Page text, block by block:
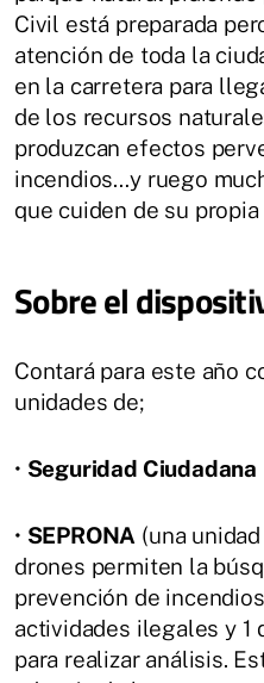
Civil está preparada
atención de toda la
en la carretera para
de los recursos
produzcan efectos
incendios…y ruego
que cuiden de su
Sobre el
Contará para este año
unidades de;
• Seguridad Ciudadana
• SEPRONA (una
drones permiten la
prevención de
actividades ilegales y 1
para realizar análisis.